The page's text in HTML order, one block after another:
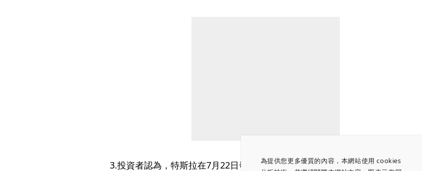
為提供您更多優質的內容，本網站使用 cookies
3.投資者認為，特斯拉在7月22日發布第2季業績時，可能會連續第4個季報告其